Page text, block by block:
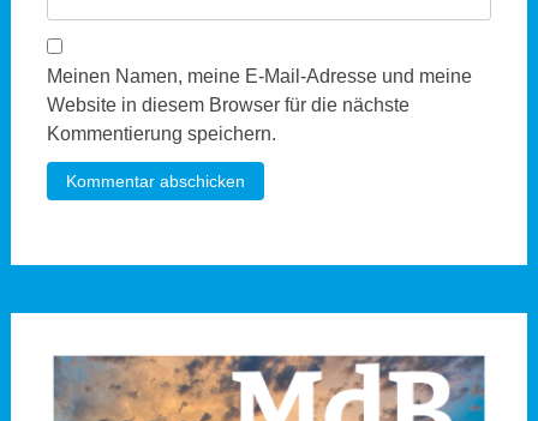
Meinen Namen, meine E-Mail-Adresse und meine
Website in diesem Browser für die nächste
Kommentierung speichern.